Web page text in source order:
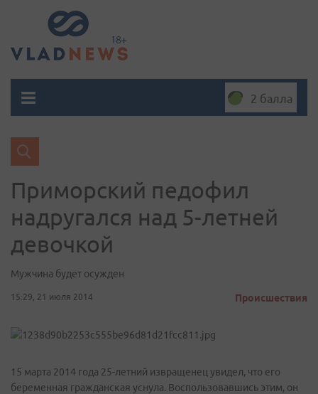
2 балла
Приморский педофил
надругался над 5-летней
девочкой
Мужчина будет осужден
15:29, 21 июля 2014 Происшествия
15 марта 2014 года 25-летний извращенец увидел, что его
беременная гражданская уснула. Воспользовавшись этим, он